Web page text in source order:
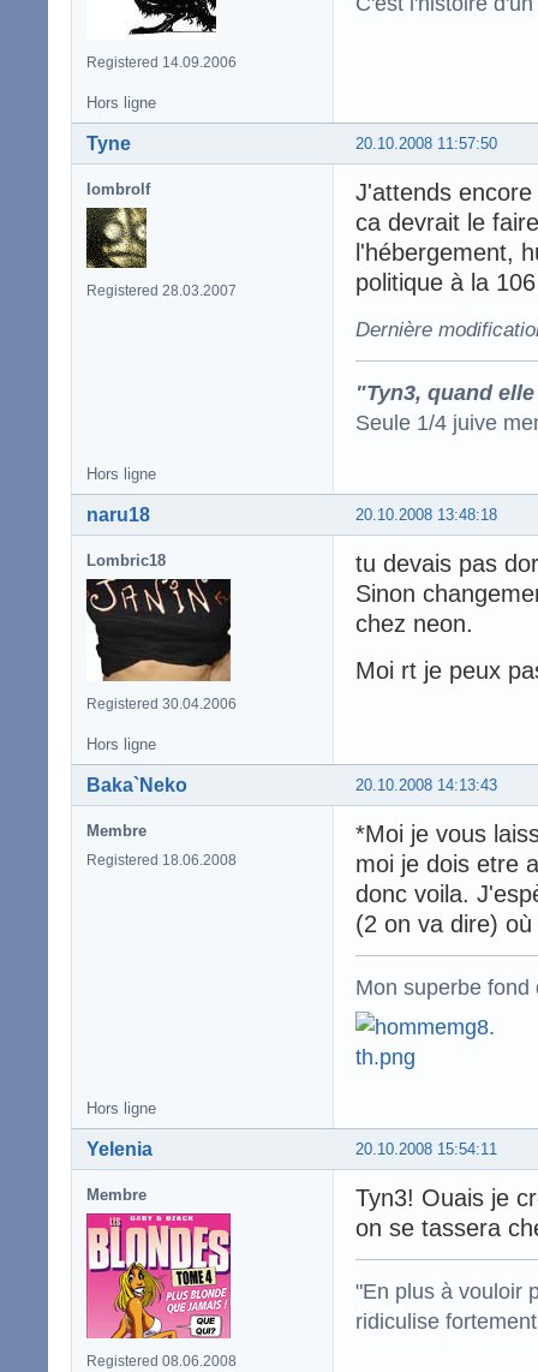
Registered 14.09.2006
Hors ligne
20.10.2008 11:57:50
Tyne
lombrolf
Registered 28.03.2007
J'attends
ca devrait le
l'hébergement,
politique à la
Dernière
"Tyn3, quand
Seule 1/4 juive
Hors ligne
20.10.2008 13:48:18
naru18
Lombric18
Registered 30.04.2006
tu devais pas
Sinon
chez neon.
Moi rt je peux
Hors ligne
20.10.2008 14:13:43
Baka`Neko
Membre
Registered 18.06.2008
*Moi je vous
moi je dois etre
donc voila.
(2 on va dire)
Mon superbe fond
Hors ligne
20.10.2008 15:54:11
Yelenia
Membre
Registered 08.06.2008
Tyn3! Ouais je
on se tassera
"En plus à vouloir
ridiculise